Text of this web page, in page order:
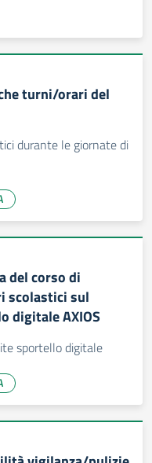
turni/orari del
durante le giornate di
del corso di
scolastici sul
digitale AXIOS
sportello digitale